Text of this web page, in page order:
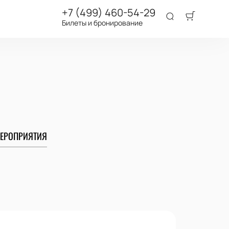
+7 (499) 460-54-29
Билеты и бронирование